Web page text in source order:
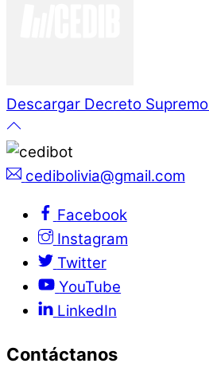
Descargar Decreto Supremo
cedibolivia@gmail.com
Facebook
Instagram
Twitter
YouTube
LinkedIn
Contáctanos